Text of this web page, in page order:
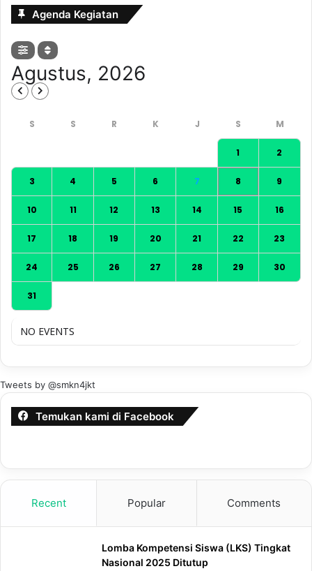
Agenda Kegiatan
Agustus, 2026
1 2
3 4 5 6 7 8 9
10 11 12 13 14 15 16
17 18 19 20 21 22 23
24 25 26 27 28 29 30
31
NO EVENTS
Tweets by @smkn4jkt
Temukan kami di Facebook
Recent Popular Comments
Lomba Kompetensi Siswa (LKS) Tingkat
Nasional 2025 Ditutup